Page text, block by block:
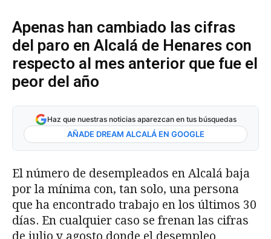
Apenas han cambiado las cifras
del paro en Alcalá de Henares con
respecto al mes anterior que fue el
peor del año
Haz que nuestras noticias aparezcan en tus búsquedas
AÑADE DREAM ALCALÁ EN GOOGLE
El número de desempleados en Alcalá baja
por la mínima con, tan solo, una persona
que ha encontrado trabajo en los últimos 30
días. En cualquier caso se frenan las cifras